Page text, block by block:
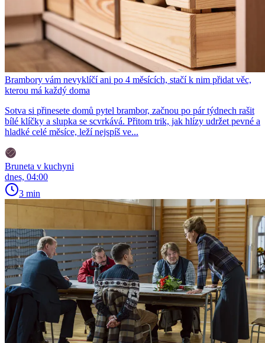
Brambory vám nevyklíčí ani po 4 měsících, stačí k nim přidat věc,
kterou má každý doma
Sotva si přinesete domů pytel brambor, začnou po pár týdnech rašit
bílé klíčky a slupka se scvrkává. Přitom trik, jak hlízy udržet pevné a
hladké celé měsíce, leží nejspíš ve...
Bruneta v kuchyni
dnes, 04:00
3 min